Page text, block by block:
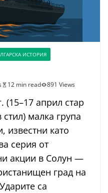
ИСТОРИЯ
12 min read 891 Views
(15–17 април стар
малка група
известни като
серия от
акции в Солун —
град на
са